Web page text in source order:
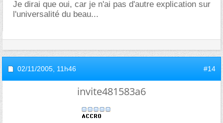
Je dirai que oui, car je n'ai pas d'autre explication sur
l'universalité du beau...
02/11/2005, 11h46 #14
invite481583a6